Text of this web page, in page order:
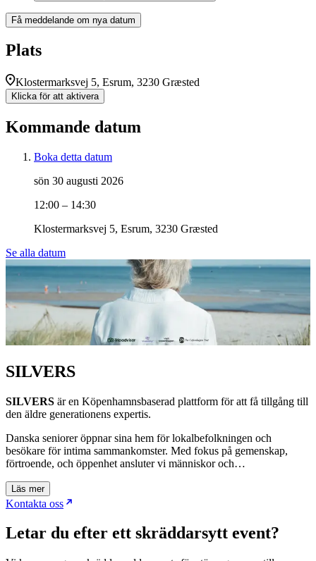
Få meddelande om nya datum
Plats
Klostermarksvej 5, Esrum, 3230 Græsted
Klicka för att aktivera
Kommande datum
Boka detta datum
sön 30 augusti 2026
12:00 – 14:30
Klostermarksvej 5, Esrum, 3230 Græsted
Se alla datum
SILVERS
SILVERS är en Köpenhamnsbaserad plattform för att få tillgång till
den äldre generationens expertis.
Danska seniorer öppnar sina hem för lokalbefolkningen och
besökare för intima sammankomster. Med fokus på gemenskap,
förtroende, och öppenhet ansluter vi människor och…
Läs mer
Kontakta oss
Letar du efter ett skräddarsytt event?